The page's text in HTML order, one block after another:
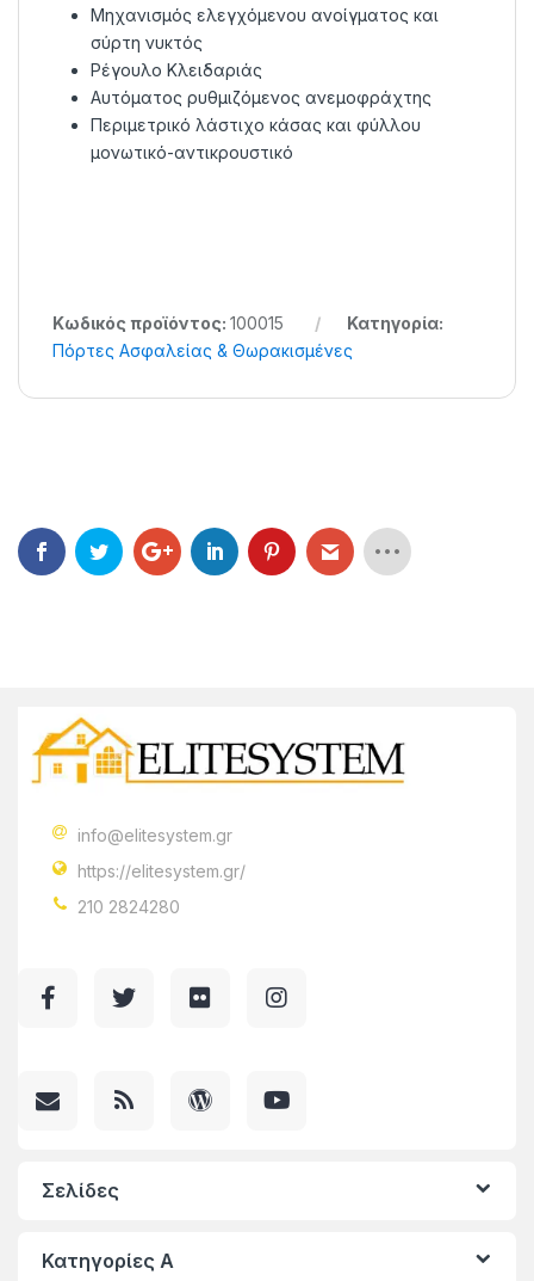
Μηχανισμός ελεγχόμενου ανοίγματος και
σύρτη νυκτός
Ρέγουλο Κλειδαριάς
Αυτόματος ρυθμιζόμενος ανεμοφράχτης
Περιμετρικό λάστιχο κάσας και φύλλου
μονωτικό-αντικρουστικό
Κωδικός προϊόντος: 100015
Κατηγορία:
Πόρτες Ασφαλείας & Θωρακισμένες
info@elitesystem.gr
https://elitesystem.gr/
210 2824280
Σελίδες
Κατηγορίες A